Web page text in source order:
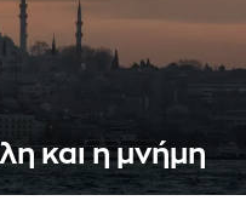
και η μνήμη